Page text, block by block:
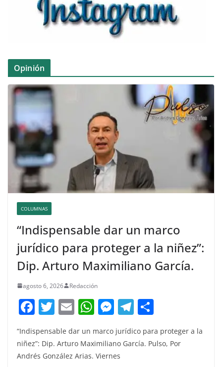
Opinión
COLUMNAS
“Indispensable dar un marco
jurídico para proteger a la niñez”:
Dip. Arturo Maximiliano García.
agosto 6, 2026 Redacción
F
c
e
T
itt
er
E
ai
l
W
at
s
M
ss
e
T
e m
“Indispensable dar un marco jurídico para proteger a la
niñez”: Dip. Arturo Maximiliano García. Pulso, Por
Andrés González Arias. Viernes